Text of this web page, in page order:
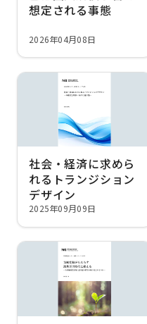
想定される事態
2026年04月08日
社会・経済に求めら
れるトランジション
デザイン
2025年09月09日